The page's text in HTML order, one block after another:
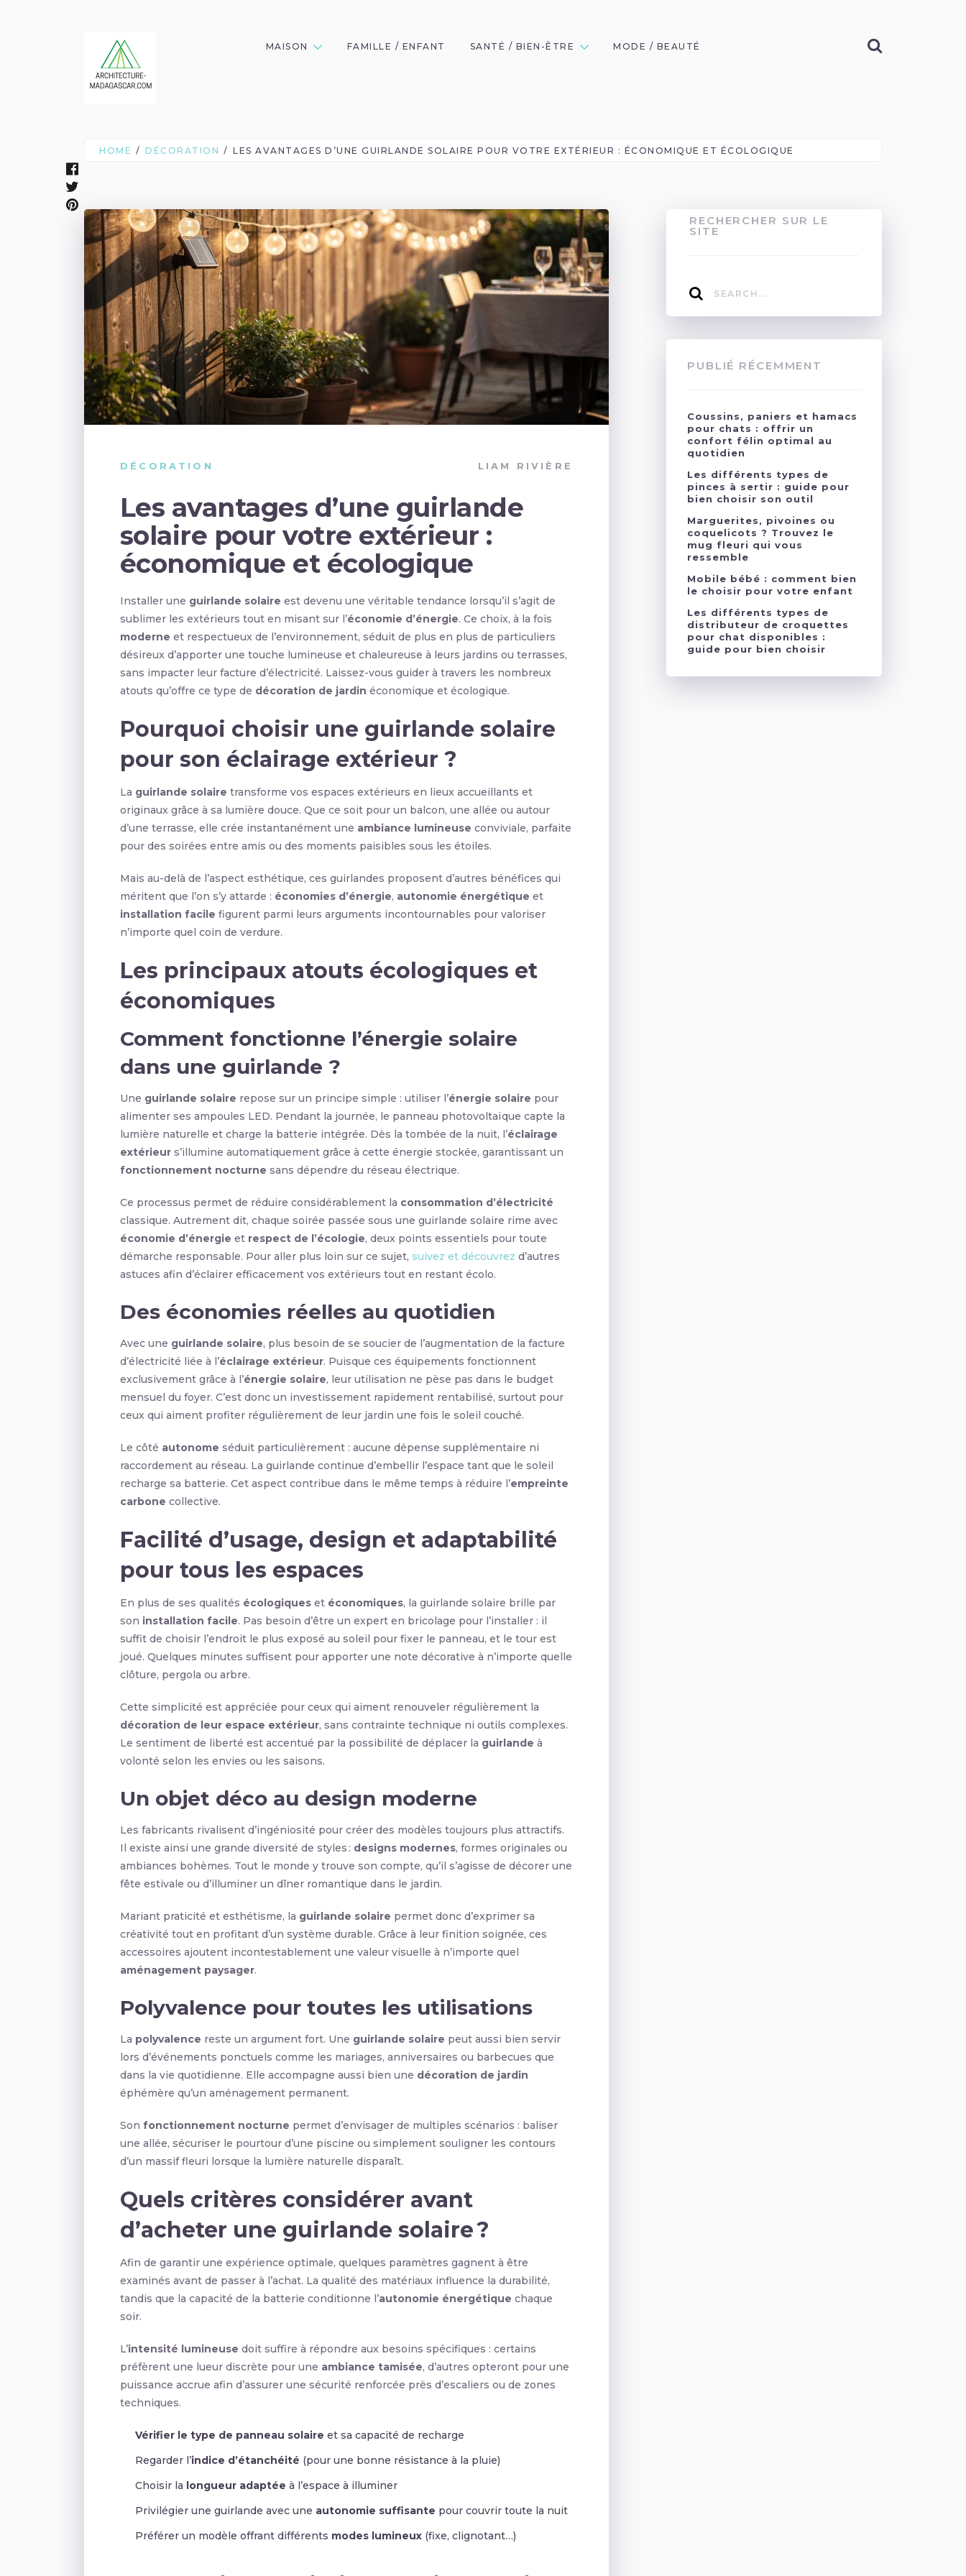
MAISON FAMILLE / ENFANT SANTÉ / BIEN-ÊTRE MODE / BEAUTÉ
HOME DÉCORATION LES AVANTAGES D’UNE GUIRLANDE SOLAIRE POUR VOTRE EXTÉRIEUR : ÉCONOMIQUE ET ÉCOLOGIQUE
DÉCORATION LIAM RIVIÈRE
Les avantages d’une guirlande
solaire pour votre extérieur :
économique et écologique
Installer une guirlande solaire est devenu une véritable tendance lorsqu’il s’agit de
sublimer les extérieurs tout en misant sur l’économie d’énergie. Ce choix, à la fois
moderne et respectueux de l’environnement, séduit de plus en plus de particuliers
désireux d’apporter une touche lumineuse et chaleureuse à leurs jardins ou terrasses,
sans impacter leur facture d’électricité. Laissez-vous guider à travers les nombreux
atouts qu’offre ce type de décoration de jardin économique et écologique.
Pourquoi choisir une guirlande solaire
pour son éclairage extérieur ?
La guirlande solaire transforme vos espaces extérieurs en lieux accueillants et
originaux grâce à sa lumière douce. Que ce soit pour un balcon, une allée ou autour
d’une terrasse, elle crée instantanément une ambiance lumineuse conviviale, parfaite
pour des soirées entre amis ou des moments paisibles sous les étoiles.
Mais au-delà de l’aspect esthétique, ces guirlandes proposent d’autres bénéfices qui
méritent que l’on s’y attarde : économies d’énergie, autonomie énergétique et
installation facile figurent parmi leurs arguments incontournables pour valoriser
n’importe quel coin de verdure.
Les principaux atouts écologiques et
économiques
Comment fonctionne l’énergie solaire
dans une guirlande ?
Une guirlande solaire repose sur un principe simple : utiliser l’énergie solaire pour
alimenter ses ampoules LED. Pendant la journée, le panneau photovoltaïque capte la
lumière naturelle et charge la batterie intégrée. Dès la tombée de la nuit, l’éclairage
extérieur s’illumine automatiquement grâce à cette énergie stockée, garantissant un
fonctionnement nocturne sans dépendre du réseau électrique.
Ce processus permet de réduire considérablement la consommation d’électricité
classique. Autrement dit, chaque soirée passée sous une guirlande solaire rime avec
économie d’énergie et respect de l’écologie, deux points essentiels pour toute
démarche responsable. Pour aller plus loin sur ce sujet, suivez et découvrez d’autres
astuces afin d’éclairer efficacement vos extérieurs tout en restant écolo.
Des économies réelles au quotidien
Avec une guirlande solaire, plus besoin de se soucier de l’augmentation de la facture
d’électricité liée à l’éclairage extérieur. Puisque ces équipements fonctionnent
exclusivement grâce à l’énergie solaire, leur utilisation ne pèse pas dans le budget
mensuel du foyer. C’est donc un investissement rapidement rentabilisé, surtout pour
ceux qui aiment profiter régulièrement de leur jardin une fois le soleil couché.
Le côté autonome séduit particulièrement : aucune dépense supplémentaire ni
raccordement au réseau. La guirlande continue d’embellir l’espace tant que le soleil
recharge sa batterie. Cet aspect contribue dans le même temps à réduire l’empreinte
carbone collective.
Facilité d’usage, design et adaptabilité
pour tous les espaces
En plus de ses qualités écologiques et économiques, la guirlande solaire brille par
son installation facile. Pas besoin d’être un expert en bricolage pour l’installer : il
suffit de choisir l’endroit le plus exposé au soleil pour fixer le panneau, et le tour est
joué. Quelques minutes suffisent pour apporter une note décorative à n’importe quelle
clôture, pergola ou arbre.
Cette simplicité est appréciée pour ceux qui aiment renouveler régulièrement la
décoration de leur espace extérieur, sans contrainte technique ni outils complexes.
Le sentiment de liberté est accentué par la possibilité de déplacer la guirlande à
volonté selon les envies ou les saisons.
Un objet déco au design moderne
Les fabricants rivalisent d’ingéniosité pour créer des modèles toujours plus attractifs.
Il existe ainsi une grande diversité de styles : designs modernes, formes originales ou
ambiances bohèmes. Tout le monde y trouve son compte, qu’il s’agisse de décorer une
fête estivale ou d’illuminer un dîner romantique dans le jardin.
Mariant praticité et esthétisme, la guirlande solaire permet donc d’exprimer sa
créativité tout en profitant d’un système durable. Grâce à leur finition soignée, ces
accessoires ajoutent incontestablement une valeur visuelle à n’importe quel
aménagement paysager.
Polyvalence pour toutes les utilisations
La polyvalence reste un argument fort. Une guirlande solaire peut aussi bien servir
lors d’événements ponctuels comme les mariages, anniversaires ou barbecues que
dans la vie quotidienne. Elle accompagne aussi bien une décoration de jardin
éphémère qu’un aménagement permanent.
Son fonctionnement nocturne permet d’envisager de multiples scénarios : baliser
une allée, sécuriser le pourtour d’une piscine ou simplement souligner les contours
d’un massif fleuri lorsque la lumière naturelle disparaît.
Quels critères considérer avant
d’acheter une guirlande solaire ?
Afin de garantir une expérience optimale, quelques paramètres gagnent à être
examinés avant de passer à l’achat. La qualité des matériaux influence la durabilité,
tandis que la capacité de la batterie conditionne l’autonomie énergétique chaque
soir.
L’intensité lumineuse doit suffire à répondre aux besoins spécifiques : certains
préfèrent une lueur discrète pour une ambiance tamisée, d’autres opteront pour une
puissance accrue afin d’assurer une sécurité renforcée près d’escaliers ou de zones
techniques.
Vérifier le type de panneau solaire et sa capacité de recharge
Regarder l’indice d’étanchéité (pour une bonne résistance à la pluie)
Choisir la longueur adaptée à l’espace à illuminer
Privilégier une guirlande avec une autonomie suffisante pour couvrir toute la nuit
Préférer un modèle offrant différents modes lumineux (fixe, clignotant…)
RECHERCHER SUR LE
SITE
PUBLIÉ RÉCEMMENT
Coussins, paniers et hamacs
pour chats : offrir un
confort félin optimal au
quotidien
Les différents types de
pinces à sertir : guide pour
bien choisir son outil
Marguerites, pivoines ou
coquelicots ? Trouvez le
mug fleuri qui vous
ressemble
Mobile bébé : comment bien
le choisir pour votre enfant
Les différents types de
distributeur de croquettes
pour chat disponibles :
guide pour bien choisir